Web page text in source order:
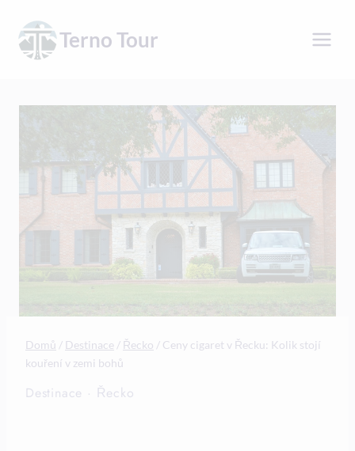
obsah
Terno Tour
Domů / Destinace / Řecko / Ceny cigaret v Řecku: Kolik stojí
kouření v zemi bohů
Destinace · Řecko